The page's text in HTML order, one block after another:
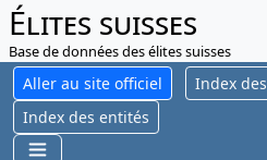
Élites suisses
Base de données des élites suisses
Aller au site officiel
Index
Index des entités